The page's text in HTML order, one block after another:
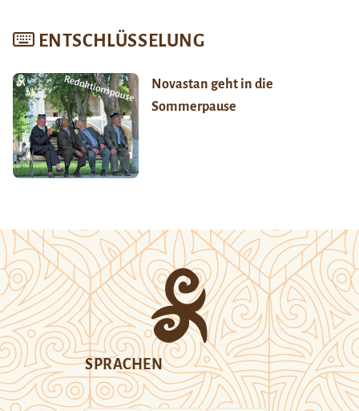
ENTSCHLÜSSELUNG
Novastan geht in die
Sommerpause
SPRACHEN